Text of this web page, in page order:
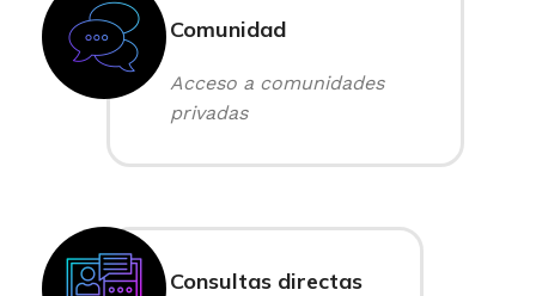
Comunidad
Acceso a comunidades
privadas
Consultas directas